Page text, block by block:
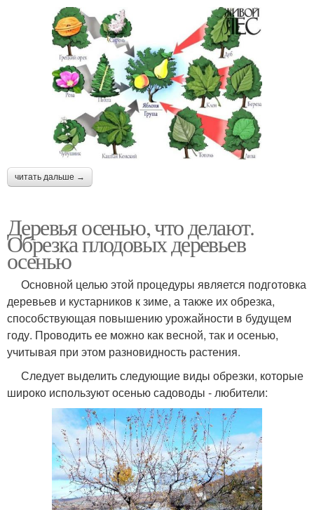
читать дальше →
Деревья осенью, что делают.
Обрезка плодовых деревьев
осенью
Основной целью этой процедуры является подготовка
деревьев и кустарников к зиме, а также их обрезка,
способствующая повышению урожайности в будущем
году. Проводить ее можно как весной, так и осенью,
учитывая при этом разновидность растения.
Следует выделить следующие виды обрезки, которые
широко используют осенью садоводы - любители: